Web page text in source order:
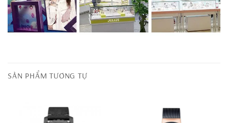
SẢN PHẨM TƯƠNG TỰ